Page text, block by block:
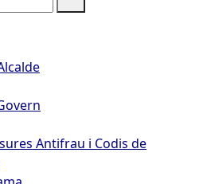
Antifrau i Codis de